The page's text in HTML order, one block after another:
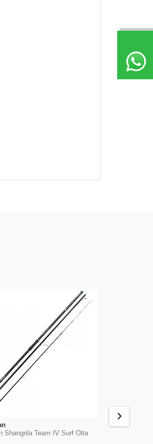
Shangrila Team IV Surf Olta
Kali